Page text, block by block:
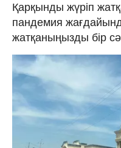
Қарқынды жүріп
пандемия
жатқаныңызды бір